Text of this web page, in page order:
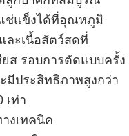
ช่แข็งได้ที่อุณหภูมิ
ละเนื้อสัตว์สดที่
ส รอบการตัดแบบครั้ง
มีประสิทธิภาพสูงกว่า
เท่า
งเทคนิค